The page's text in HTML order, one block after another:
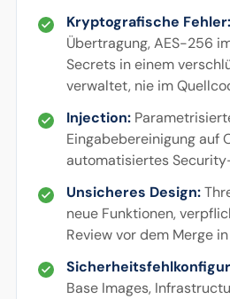
Kryptografische Fehler:
Übertragung, AES-256
Secrets in einem
verwaltet, nie im
Injection:
Eingabebereinigung auf
automatisiertes
Unsicheres Design:
neue Funktionen,
Review vor dem Merge
Base Images,